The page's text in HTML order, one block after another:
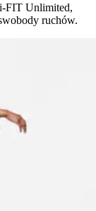
FIT Unlimited,
ruchów.